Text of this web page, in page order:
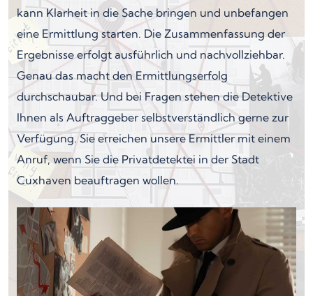
kann Klarheit in die Sache bringen und unbefangen
eine Ermittlung starten. Die Zusammenfassung der
Ergebnisse erfolgt ausführlich und nachvollziehbar.
Genau das macht den Ermittlungserfolg
durchschaubar. Und bei Fragen stehen die Detektive
Ihnen als Auftraggeber selbstverständlich gerne zur
Verfügung. Sie erreichen unsere Ermittler mit einem
Anruf, wenn Sie die Privatdetektei in der Stadt
Cuxhaven beauftragen wollen.